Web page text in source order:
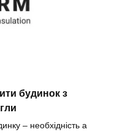
будинок з
– необхідність а